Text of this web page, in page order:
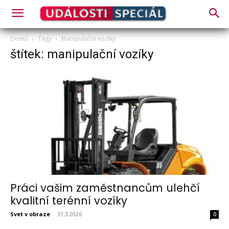
Domů Tagy Manipulační vozíky
štítek: manipulační vozíky
Práci vašim zaměstnancům ulehčí
kvalitní terénní vozíky
Svet v obraze - 31.3.2026 0